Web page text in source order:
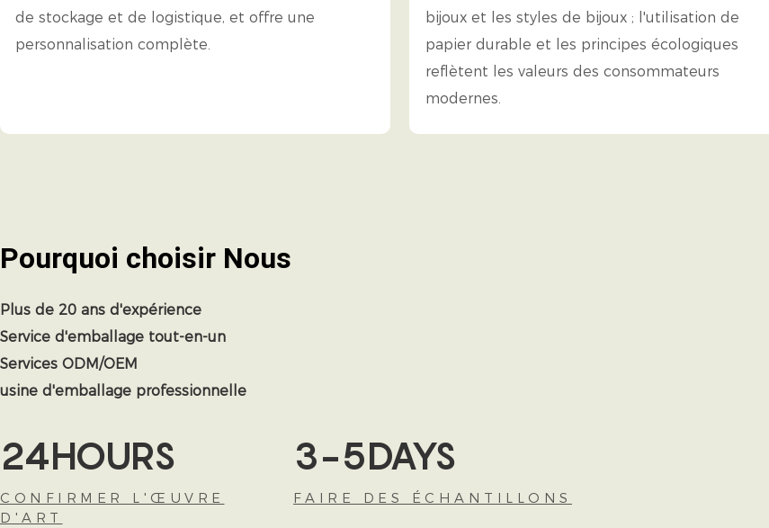
de stockage et de logistique, et offre une
personnalisation complète.
bijoux et les styles de bijoux ; l'utilisation de
papier durable et les principes écologiques
reflètent les valeurs des consommateurs
modernes.
Pourquoi choisir Nous
Plus de 20 ans d'expérience
Service d'emballage tout-en-un
Services ODM/OEM
usine d'emballage professionnelle
24HOURS
CONFIRMER L'ŒUVRE
D'ART
3-5DAYS
FAIRE DES ÉCHANTILLONS